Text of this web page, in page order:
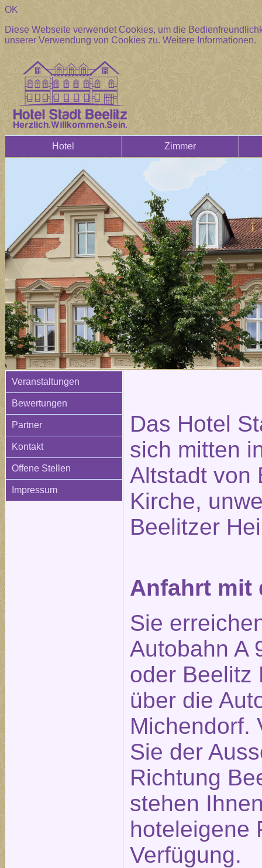
OK
Diese Webseite verwendet Cookies, um die
unserer Verwendung von Cookies zu.Weitere Informationen.
Hotel Zimmer
Veranstaltungen
Bewertungen
Partner
Kontakt
Offene Stellen
Impressum
Das Hotel
sich mitten
Altstadt von
Kirche,
Beelitzer
Anfahrt mit
Sie
Autobahn A
oder Beelitz
über die
Michendorf.
Sie der
Richtung
stehen
hoteleigene
Verfügung.